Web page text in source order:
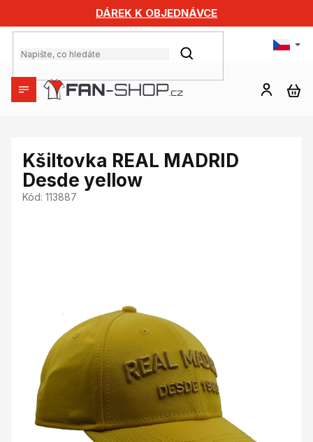
obsah
DÁREK K OBJEDNÁVCE
HLEDAT
Kšiltovka REAL MADRID
Desde yellow
Kód: 113887